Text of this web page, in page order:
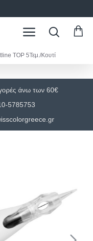
TOP 5Τεμ./Κουτί
άνω των 60€
5785753